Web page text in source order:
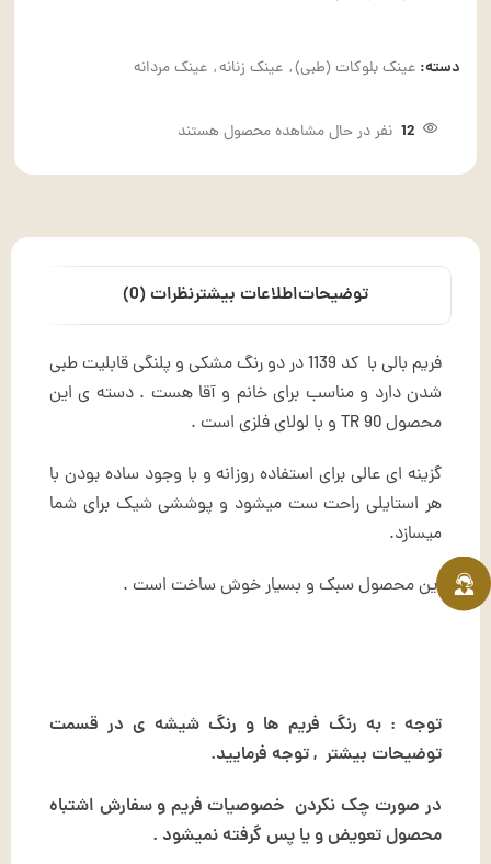
دسته: عینک بلوکات (طبی), عینک زنانه, عینک مردانه
12 نفر در حال مشاهده محصول هستند
توضیحاتاطلاعات بیشترنظرات (0)
فریم بالی با کد 1139 در دو رنگ مشکی و پلنگی قابلیت طبی
شدن دارد و مناسب برای خانم و آقا هست . دسته ی این
محصول TR 90 و با لولای فلزی است .
گزینه ای عالی برای استفاده روزانه و با وجود ساده بودن با
هر استایلی راحت ست میشود و پوششی شیک برای شما
میسازد.
این محصول سبک و بسیار خوش ساخت است .
توجه : به رنگ فریم ها و رنگ شیشه ی در قسمت
توضیحات بیشتر , توجه فرمایید.
در صورت چک نکردن خصوصیات فریم و سفارش اشتباه
محصول تعویض و یا پس گرفته نمیشود .